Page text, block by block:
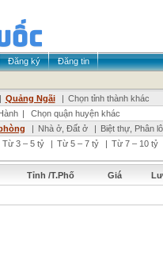
Đăng ký
Đăng tin
| Quảng Ngãi | Chọn tỉnh thành khác
|
Chọn quận huyện khác
| Nhà ở, Đất ở | Biệt thự, Phân lô
Từ 3 – 5 tỷ | Từ 5 – 7 tỷ | Từ 7 – 10 tỷ
Tỉnh /T.Phố Giá